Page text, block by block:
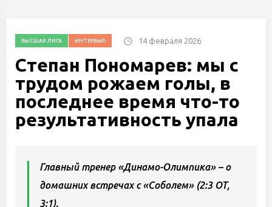
ВЫСШАЯ ЛИГА ИНТЕРВЬЮ 14 февраля 2026
Степан Пономарев: мы с
трудом рожаем голы, в
последнее время что-то
результативность упала
Главный тренер «Динамо-Олимпика» – о
домашних встречах с «Соболем» (2:3 ОТ,
3:1).